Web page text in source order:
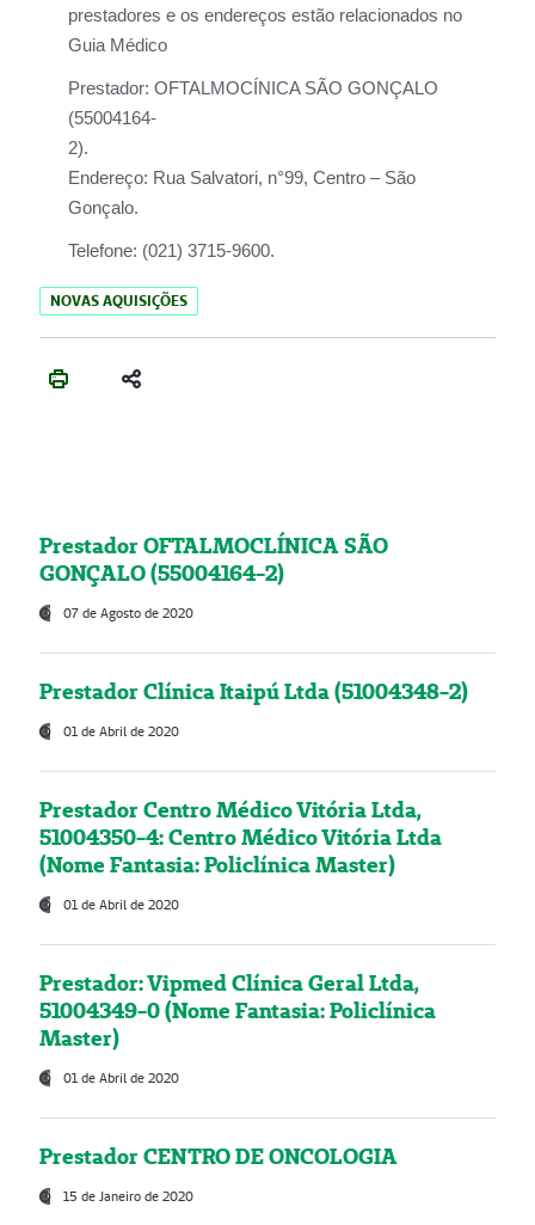
prestadores e os endereços estão relacionados no
Guia Médico
Prestador: OFTALMOCÍNICA SÃO GONÇALO
(55004164-
2).
Endereço: Rua Salvatori, n°99, Centro – São
Gonçalo.
Telefone: (021) 3715-9600.
NOVAS AQUISIÇÕES
Prestador OFTALMOCLÍNICA SÃO
GONÇALO (55004164-2)
07 de Agosto de 2020
Prestador Clínica Itaipú Ltda (51004348-2)
01 de Abril de 2020
Prestador Centro Médico Vitória Ltda,
51004350-4: Centro Médico Vitória Ltda
(Nome Fantasia: Policlínica Master)
01 de Abril de 2020
Prestador: Vipmed Clínica Geral Ltda,
51004349-0 (Nome Fantasia: Policlínica
Master)
01 de Abril de 2020
Prestador CENTRO DE ONCOLOGIA
15 de Janeiro de 2020